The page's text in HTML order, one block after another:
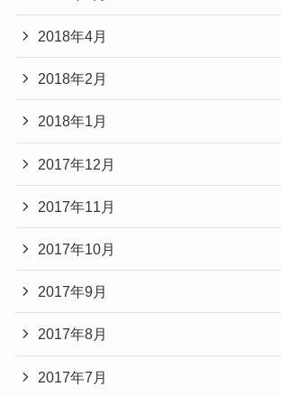
2018年4月
2018年2月
2018年1月
2017年12月
2017年11月
2017年10月
2017年9月
2017年8月
2017年7月